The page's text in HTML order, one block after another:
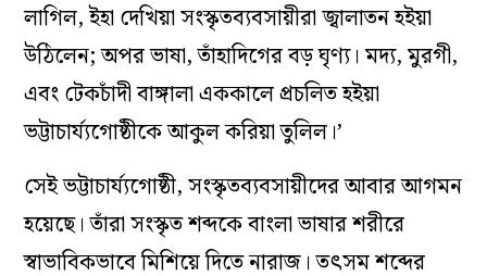
লাগিল, ইহা দেখিয়া সংস্কৃতব্যবসায়ীরা জ্বালাতন হইয়া
উঠিলেন; অপর ভাষা, তাঁহাদিগের বড় ঘৃণ্য। মদ্য, মুরগী,
এবং টেকচাঁদী বাঙ্গালা এককালে প্রচলিত হইয়া
ভট্টাচার্য্যগোষ্ঠীকে আকুল করিয়া তুলিল।’
সেই ভট্টাচার্য্যগোষ্ঠী, সংস্কৃতব্যবসায়ীদের আবার আগমন
হয়েছে। তাঁরা সংস্কৃত শব্দকে বাংলা ভাষার শরীরে
স্বাভাবিকভাবে মিশিয়ে দিতে নারাজ। তৎসম শব্দের